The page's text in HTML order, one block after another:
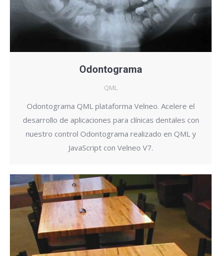
Odontograma
QML
Odontograma QML plataforma Velneo. Acelere el
desarrollo de aplicaciones para clínicas dentales con
nuestro control Odontograma realizado en QML y
JavaScript con Velneo V7.